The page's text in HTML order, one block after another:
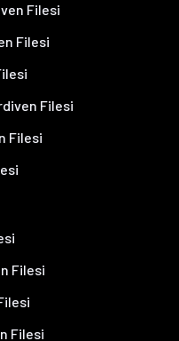
Filesi
Filesi
Filesi
Filesi
Filesi
Filesi